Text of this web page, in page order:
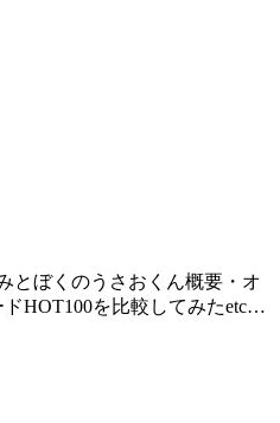
とぼくのうさおくん概要・オ
HOT100を比較してみたetc…